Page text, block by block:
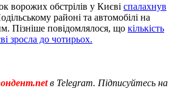
ворожих обстрілів у Києві спалахнув
районі та автомобілі на
Пізніше повідомлялося, що кількість
зросла до чотирьох.
в Telegram. Підписуйтесь на